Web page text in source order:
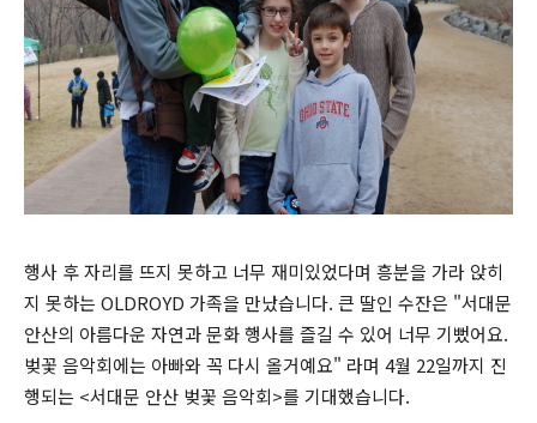
행사 후 자리를 뜨지 못하고 너무 재미있었다며 흥분을 가라 앉히
지 못하는 OLDROYD 가족을 만났습니다. 큰 딸인 수잔은 "서대문
안산의 아름다운 자연과 문화 행사를 즐길 수 있어 너무 기뻤어요.
벚꽃 음악회에는 아빠와 꼭 다시 올거예요" 라며 4월 22일까지 진
행되는 <서대문 안산 벚꽃 음악회>를 기대했습니다.